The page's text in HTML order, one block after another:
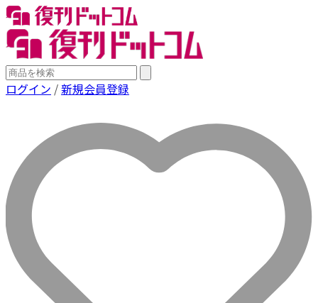
ログイン /新規会員登録